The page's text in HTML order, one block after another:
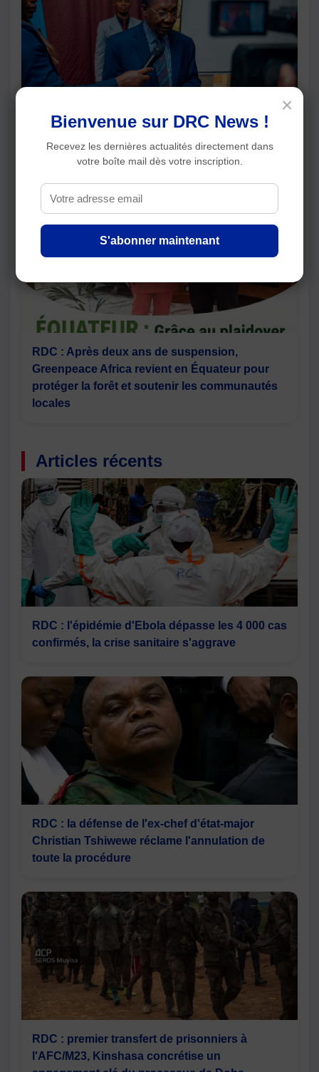
directeur du gaz domestique pour réduire la
RDC : Après deux ans de suspension,
Greenpeace Africa revient en Équateur pour
protéger la forêt et soutenir les communautés
locales
Articles récents
RDC : l'épidémie d'Ebola dépasse les 4 000 cas
confirmés, la crise sanitaire s'aggrave
RDC : la défense de l'ex-chef d'état-major
Christian Tshiwewe réclame l'annulation de
toute la procédure
RDC : premier transfert de prisonniers à
l'AFC/M23, Kinshasa concrétise un
×
Bienvenue sur DRC News !
Recevez les dernières actualités directement dans
votre boîte mail dès votre inscription.
S'abonner maintenant